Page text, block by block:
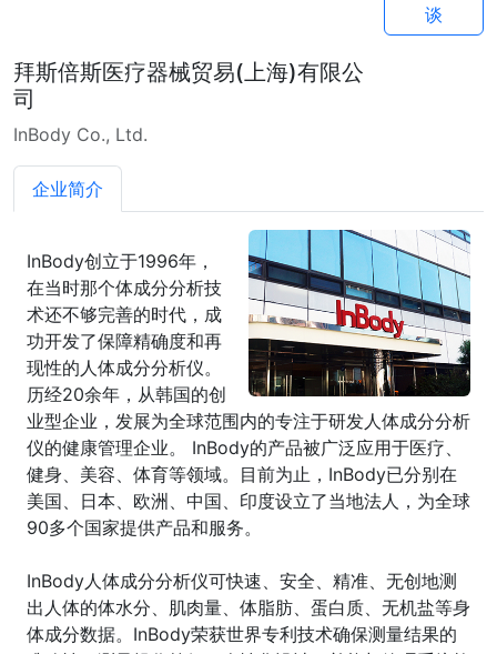
拜斯倍斯医疗器械贸易(上海)有限公
司
InBody Co., Ltd.
谈
企业简介
InBody创立于1996年，
在当时那个体成分分析技
术还不够完善的时代，成
功开发了保障精确度和再
现性的人体成分分析仪。
历经20余年，从韩国的创
业型企业，发展为全球范围内的专注于研发人体成分分析
仪的健康管理企业。 InBody的产品被广泛应用于医疗、
健身、美容、体育等领域。目前为止，InBody已分别在
美国、日本、欧洲、中国、印度设立了当地法人，为全球
90多个国家提供产品和服务。
InBody人体成分分析仪可快速、安全、精准、无创地测
出人体的体水分、肌肉量、体脂肪、蛋白质、无机盐等身
体成分数据。InBody荣获世界专利技术确保测量结果的